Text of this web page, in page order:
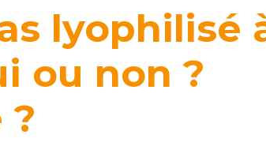
lyophilisé
ou non ?
?